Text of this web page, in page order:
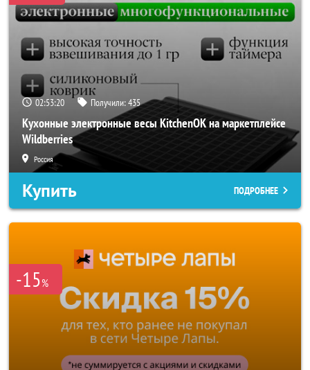
02:53:18 Получили:435
Кухонные электронные весы KitchenOK на маркетплейсе
Wildberries
Россия
Купить ПОДРОБНЕЕ
-15%